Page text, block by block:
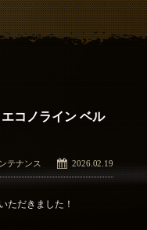
Factory
要
コノライン ベル
2026.02.19
テナンス
ただきました！